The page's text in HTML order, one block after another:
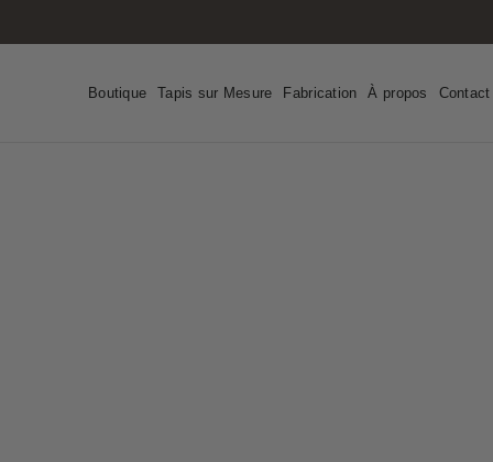
to
Boutique Tapis sur Mesure Fabrication À propos Contact